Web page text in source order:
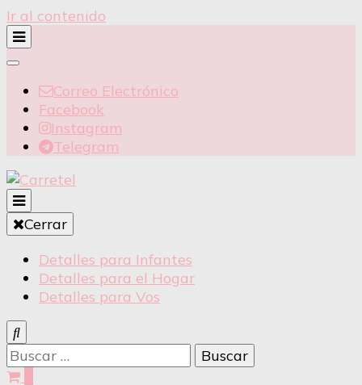
Ir al contenido
Correo Electrónico
Facebook
Instagram
Telegram
Carretel
Detalles para Infantes
Cerrar
Detalles para Infantes
Detalles para el Hogar
Detalles para Vos
Buscar: